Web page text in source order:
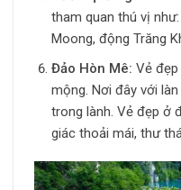
tham quan thú vị
Moong, động Trăng
Đảo Hòn Mê: Vẻ
mộng. Nơi đây với
trong lành. Vẻ đẹp ở
giác thoải mái, thư